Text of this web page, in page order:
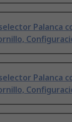
Palanca
Palanca